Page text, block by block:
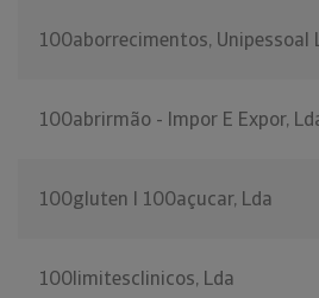
100aborrecimentos, Unipessoal
100abrirmão - Impor E Expor,
100gluten I 100açucar, Lda
100limitesclinicos, Lda